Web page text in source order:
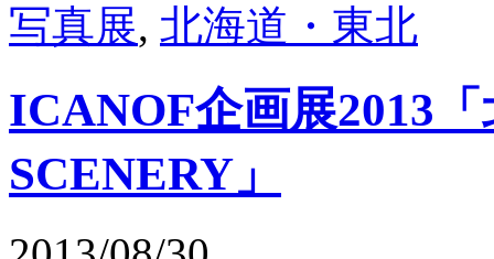
写真展, 北海道・東北
ICANOF企画展2013
SCENERY」